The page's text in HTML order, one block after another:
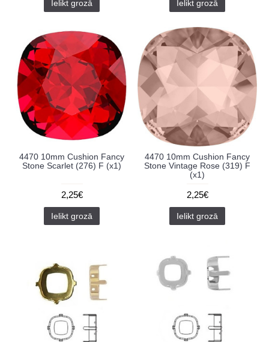
Ielikt grozā Ielikt grozā
4470 10mm Cushion Fancy
Stone Scarlet (276) F (x1)
2,25€
Ielikt grozā
4470 10mm Cushion Fancy
Stone Vintage Rose (319) F
(x1)
2,25€
Ielikt grozā